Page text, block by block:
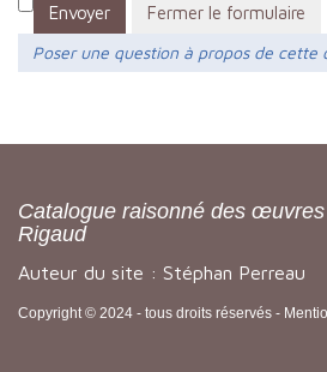
Envoyer
Fermer le formulaire
Poser une question à propos de cette
Catalogue raisonné des
Rigaud
Auteur du site : Stéphan Perreau
Copyright © 2024 - tous droits réservés -